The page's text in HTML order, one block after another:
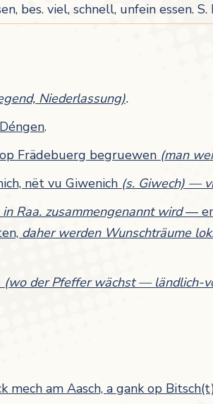
bes. viel, schnell, unfein essen.
Niederlassung).
.
Frädebuerg begruewen (man
nët vu Giwenich (s. Giwech) —
Raa. zusammengenannt wird— en
daher werden Wunschträume
(wo der Pfeffer wächst — ländlich-
mech am Aasch, a gank op